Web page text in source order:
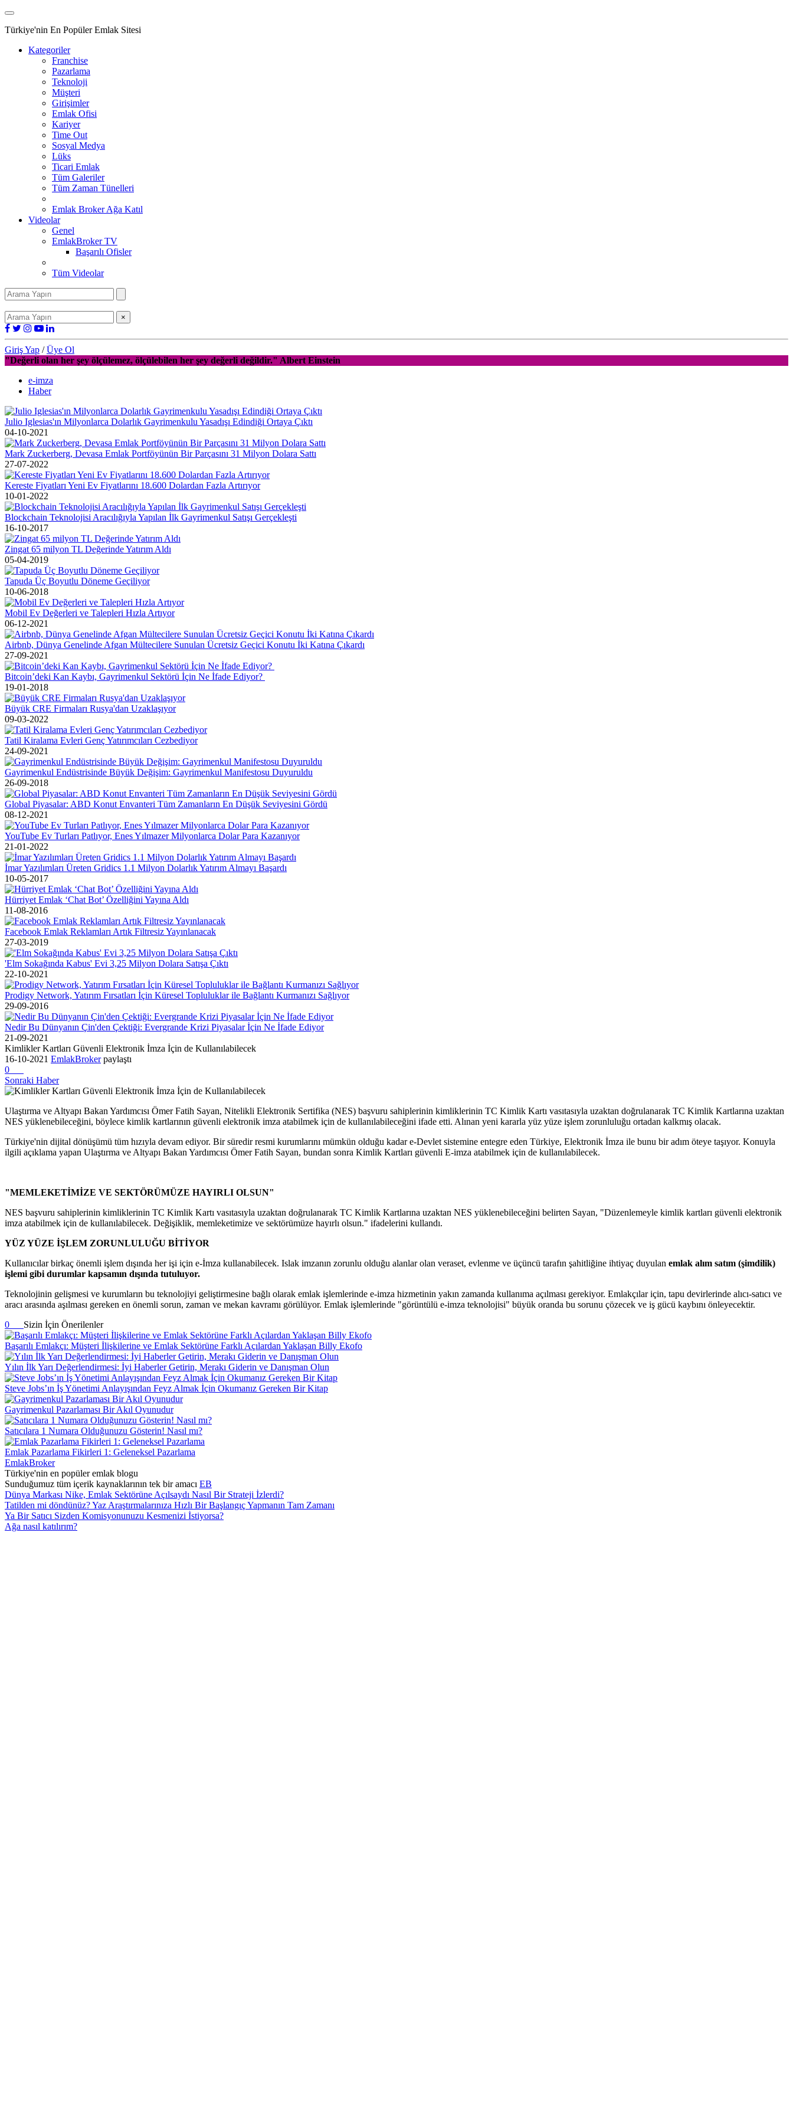
Türkiye'nin En Popüler Emlak Sitesi
Kategoriler
Franchise
Pazarlama
Teknoloji
Müşteri
Girişimler
Emlak Ofisi
Kariyer
Time Out
Sosyal Medya
Lüks
Ticari Emlak
Tüm Galeriler
Tüm Zaman Tünelleri
Emlak Broker Ağa Katıl
Videolar
Genel
EmlakBroker TV
Başarılı Ofisler
Tüm Videolar
×
Giriş Yap /Üye Ol
"Değerli olan her şey ölçülemez, ölçülebilen her şey değerli değildir." Albert Einstein
e-imza
Haber
Julio Iglesias'ın Milyonlarca Dolarlık Gayrimenkulu Yasadışı Edindiği Ortaya Çıktı
04-10-2021
Mark Zuckerberg, Devasa Emlak Portföyünün Bir Parçasını 31 Milyon Dolara Sattı
27-07-2022
Kereste Fiyatları Yeni Ev Fiyatlarını 18.600 Dolardan Fazla Artırıyor
10-01-2022
Blockchain Teknolojisi Aracılığıyla Yapılan İlk Gayrimenkul Satışı Gerçekleşti
16-10-2017
Zingat 65 milyon TL Değerinde Yatırım Aldı
05-04-2019
Tapuda Üç Boyutlu Döneme Geçiliyor
10-06-2018
Mobil Ev Değerleri ve Talepleri Hızla Artıyor
06-12-2021
Airbnb, Dünya Genelinde Afgan Mültecilere Sunulan Ücretsiz Geçici Konutu İki Katına Çıkardı
27-09-2021
Bitcoin’deki Kan Kaybı, Gayrimenkul Sektörü İçin Ne İfade Ediyor?
19-01-2018
Büyük CRE Firmaları Rusya'dan Uzaklaşıyor
09-03-2022
Tatil Kiralama Evleri Genç Yatırımcıları Cezbediyor
24-09-2021
Gayrimenkul Endüstrisinde Büyük Değişim: Gayrimenkul Manifestosu Duyuruldu
26-09-2018
Global Piyasalar: ABD Konut Envanteri Tüm Zamanların En Düşük Seviyesini Gördü
08-12-2021
YouTube Ev Turları Patlıyor, Enes Yılmazer Milyonlarca Dolar Para Kazanıyor
21-01-2022
İmar Yazılımları Üreten Gridics 1.1 Milyon Dolarlık Yatırım Almayı Başardı
10-05-2017
Hürriyet Emlak ‘Chat Bot’ Özelliğini Yayına Aldı
11-08-2016
Facebook Emlak Reklamları Artık Filtresiz Yayınlanacak
27-03-2019
'Elm Sokağında Kabus' Evi 3,25 Milyon Dolara Satışa Çıktı
22-10-2021
Prodigy Network, Yatırım Fırsatları İçin Küresel Topluluklar ile Bağlantı Kurmanızı Sağlıyor
29-09-2016
Nedir Bu Dünyanın Çin'den Çektiği: Evergrande Krizi Piyasalar İçin Ne İfade Ediyor
21-09-2021
Kimlikler Kartları Güvenli Elektronik İmza İçin de Kullanılabilecek
16-10-2021 EmlakBroker paylaştı
0
Sonraki Haber
Ulaştırma ve Altyapı Bakan Yardımcısı Ömer Fatih Sayan, Nitelikli Elektronik Sertifika (NES) başvuru sahiplerinin kimliklerinin TC Kimlik Kartı vasıtasıyla uzaktan doğrulanarak TC Kimlik Kartlarına uzaktan
NES yüklenebileceğini, böylece kimlik kartlarının güvenli elektronik imza atabilmek için de kullanılabileceğini ifade etti. Alınan yeni kararla yüz yüze işlem zorunluluğu ortadan kalkmış olacak.
Türkiye'nin dijital dönüşümü tüm hızıyla devam ediyor. Bir süredir resmi kurumlarını mümkün olduğu kadar e-Devlet sistemine entegre eden Türkiye, Elektronik İmza ile bunu bir adım öteye taşıyor. Konuyla
ilgili açıklama yapan Ulaştırma ve Altyapı Bakan Yardımcısı Ömer Fatih Sayan, bundan sonra Kimlik Kartları güvenli E-imza atabilmek için de kullanılabilecek.
"MEMLEKETİMİZE VE SEKTÖRÜMÜZE HAYIRLI OLSUN"
NES başvuru sahiplerinin kimliklerinin TC Kimlik Kartı vasıtasıyla uzaktan doğrulanarak TC Kimlik Kartlarına uzaktan NES yüklenebileceğini belirten Sayan, "Düzenlemeyle kimlik kartları güvenli elektronik
imza atabilmek için de kullanılabilecek. Değişiklik, memleketimize ve sektörümüze hayırlı olsun." ifadelerini kullandı.
YÜZ YÜZE İŞLEM ZORUNLULUĞU BİTİYOR
Kullanıcılar birkaç önemli işlem dışında her işi için e-İmza kullanabilecek. Islak imzanın zorunlu olduğu alanlar olan veraset, evlenme ve üçüncü tarafın şahitliğine ihtiyaç duyulan emlak alım satım (şimdilik)
işlemi gibi durumlar kapsamın dışında tutuluyor.
Teknolojinin gelişmesi ve kurumların bu teknolojiyi geliştirmesine bağlı olarak emlak işlemlerinde e-imza hizmetinin yakın zamanda kullanıma açılması gerekiyor. Emlakçılar için, tapu devirlerinde alıcı-satıcı ve
aracı arasında aşılması gereken en önemli sorun, zaman ve mekan kavramı görülüyor. Emlak işlemlerinde "görüntülü e-imza teknolojisi" büyük oranda bu sorunu çözecek ve iş gücü kaybını önleyecektir.
0
Sizin İçin Önerilenler
Başarılı Emlakçı: Müşteri İlişkilerine ve Emlak Sektörüne Farklı Açılardan Yaklaşan Billy Ekofo
Yılın İlk Yarı Değerlendirmesi: İyi Haberler Getirin, Merakı Giderin ve Danışman Olun
Steve Jobs’ın İş Yönetimi Anlayışından Feyz Almak İçin Okumanız Gereken Bir Kitap
Gayrimenkul Pazarlaması Bir Akıl Oyunudur
Satıcılara 1 Numara Olduğunuzu Gösterin! Nasıl mı?
Emlak Pazarlama Fikirleri 1: Geleneksel Pazarlama
EmlakBroker
Türkiye'nin en popüler emlak blogu
Sunduğumuz tüm içerik kaynaklarının tek bir amacı EB
Dünya Markası Nike, Emlak Sektörüne Açılsaydı Nasıl Bir Strateji İzlerdi?
Tatilden mi döndünüz? Yaz Araştırmalarınıza Hızlı Bir Başlangıç ​​Yapmanın Tam Zamanı
Ya Bir Satıcı Sizden Komisyonunuzu Kesmenizi İstiyorsa?
Ağa nasıl katılırım?